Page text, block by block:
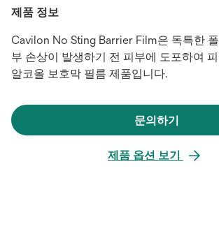
제품 정보
Cavilon No Sting Barrier Film은 독특한
부 손상이 발생하기 전 피부에 도포하여
알코올 보호막 필름 제품입니다.
문의하기
새
에
제품 옵션 보기